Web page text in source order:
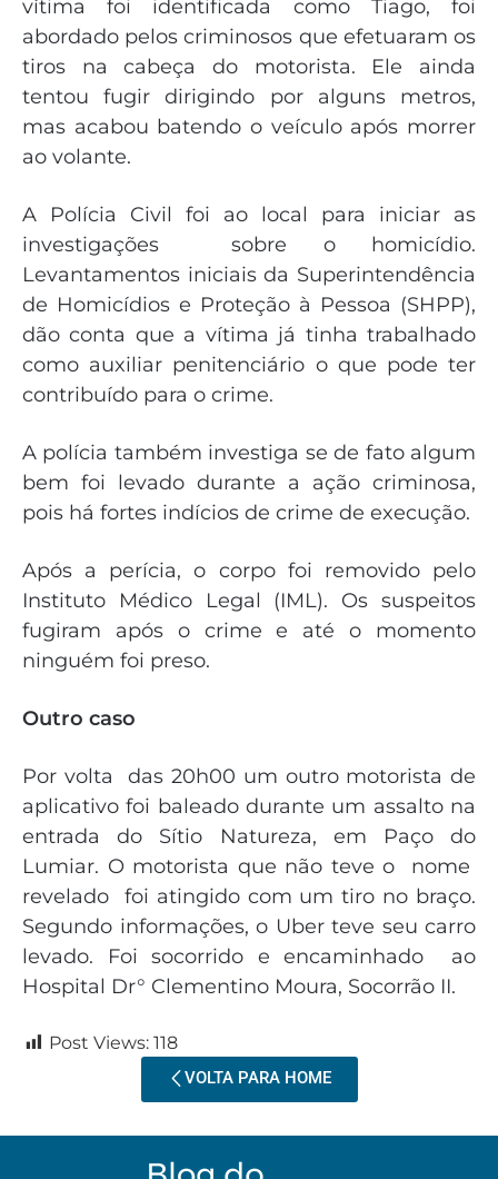
vítima foi identificada como Tiago, foi
abordado pelos criminosos que efetuaram os
tiros na cabeça do motorista. Ele ainda
tentou fugir dirigindo por alguns metros,
mas acabou batendo o veículo após morrer
ao volante.
A Polícia Civil foi ao local para iniciar as
investigações sobre o homicídio.
Levantamentos iniciais da Superintendência
de Homicídios e Proteção à Pessoa (SHPP),
dão conta que a vítima já tinha trabalhado
como auxiliar penitenciário o que pode ter
contribuído para o crime.
A polícia também investiga se de fato algum
bem foi levado durante a ação criminosa,
pois há fortes indícios de crime de execução.
Após a perícia, o corpo foi removido pelo
Instituto Médico Legal (IML). Os suspeitos
fugiram após o crime e até o momento
ninguém foi preso.
Outro caso
Por volta das 20h00 um outro motorista de
aplicativo foi baleado durante um assalto na
entrada do Sítio Natureza, em Paço do
Lumiar. O motorista que não teve o nome
revelado foi atingido com um tiro no braço.
Segundo informações, o Uber teve seu carro
levado. Foi socorrido e encaminhado ao
Hospital Dr° Clementino Moura, Socorrão II.
Post Views: 118
VOLTA PARA HOME